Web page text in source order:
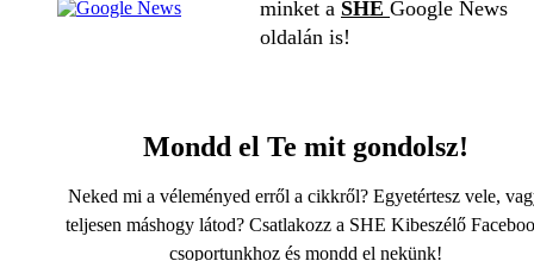
minket a SHE Google News
oldalán is!
Mondd el Te mit gondolsz!
Neked mi a véleményed erről a cikkről? Egyetértesz vele,
teljesen máshogy látod? Csatlakozz a SHE Kibeszélő
csoportunkhoz és mondd el nekünk!